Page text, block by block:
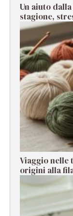
Un aiuto
stagione,
Viaggio
origini alla